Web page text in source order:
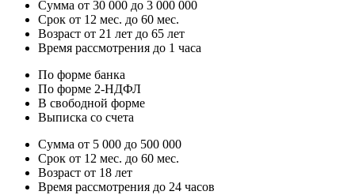
Сумма от 30 000 до 3 000 000
Срок от 12 мес. до 60 мес.
Возраст от 21 лет до 65 лет
Время рассмотрения до 1 часа
По форме банка
По форме 2-НДФЛ
В свободной форме
Выписка со счета
Сумма от 5 000 до 500 000
Срок от 12 мес. до 60 мес.
Возраст от 18 лет
Время рассмотрения до 24 часов